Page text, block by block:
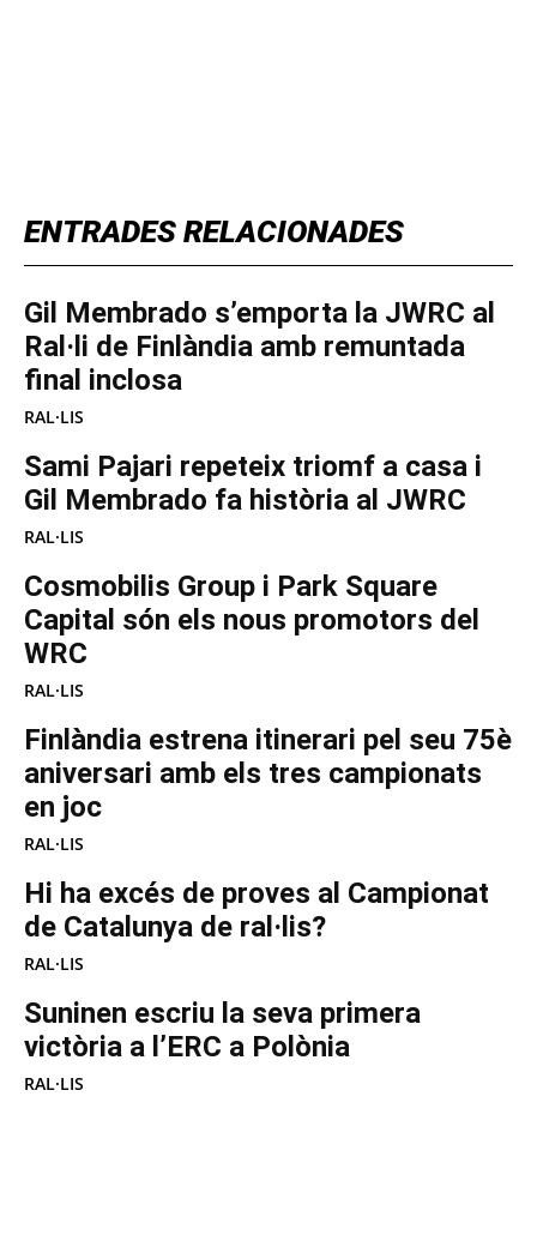
ENTRADES RELACIONADES
Gil Membrado s’emporta la JWRC al
Ral·li de Finlàndia amb remuntada
final inclosa
RAL·LIS
Sami Pajari repeteix triomf a casa i
Gil Membrado fa història al JWRC
RAL·LIS
Cosmobilis Group i Park Square
Capital són els nous promotors del
WRC
RAL·LIS
Finlàndia estrena itinerari pel seu 75è
aniversari amb els tres campionats
en joc
RAL·LIS
Hi ha excés de proves al Campionat
de Catalunya de ral·lis?
RAL·LIS
Suninen escriu la seva primera
victòria a l’ERC a Polònia
RAL·LIS